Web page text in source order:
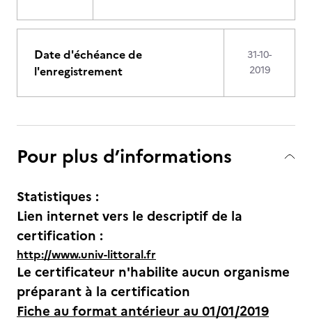
Date d'échéance de
l'enregistrement
31-10-
2019
Pour plus d’informations
Statistiques :
Lien internet vers le descriptif de la
certification :
http://www.univ-littoral.fr
Le certificateur n'habilite aucun organisme
préparant à la certification
Fiche au format antérieur au 01/01/2019